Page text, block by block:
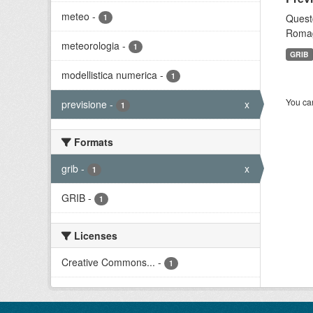
meteo - 1
meteorologia - 1
modellistica numerica - 1
previsione - 1 x
Formats
grib - 1 x
GRIB - 1
Licenses
Creative Commons... - 1
GRIB
You